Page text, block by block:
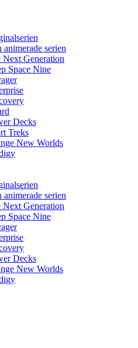
animerade serien
Next Generation
Space Nine
Decks
Treks
New Worlds
animerade serien
Next Generation
Space Nine
Decks
New Worlds